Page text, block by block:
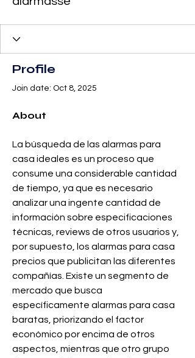
Profile
Join date: Oct 8, 2025
About
La búsqueda de las alarmas para
casa ideales es un proceso que
consume una considerable cantidad
de tiempo, ya que es necesario
analizar una ingente cantidad de
información sobre especificaciones
técnicas, reviews de otros usuarios y,
por supuesto, los alarmas para casa
precios que publicitan las diferentes
compañías. Existe un segmento de
mercado que busca
específicamente alarmas para casa
baratas, priorizando el factor
económico por encima de otros
aspectos, mientras que otro grupo